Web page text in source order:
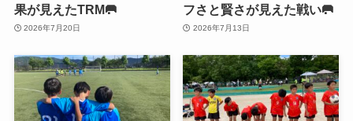
果が見えたTRM🥅
2026年7月20日
フさと賢さが見えた戦い🥅
2026年7月13日